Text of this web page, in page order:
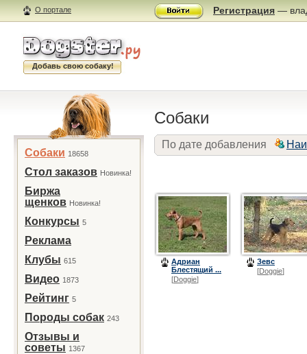
О портале Регистрация —
Добавь свою собаку!
Собаки 18658
Стол заказов Новинка!
Биржа
щенков Новинка!
Конкурсы 5
Реклама
Клубы 615
Видео 1873
Рейтинг 5
Породы собак 243
Отзывы и
советы 1367
Собаки
По дате добавления
Адриан
Блестящий ...
[Doggie]
Зевс
[Doggie]